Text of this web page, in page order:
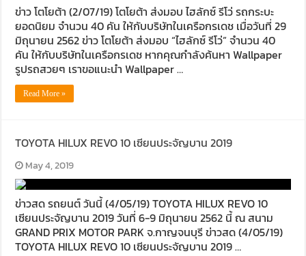
ข่าว โตโยต้า (2/07/19) โตโยต้า ส่งมอบ ไฮลักซ์ รีโว่ รถกระบะ
ยอดนิยม จำนวน 40 คัน ให้กับบริษัทในเครือกรเดช เมื่อวันที่ 29
มิถุนายน 2562 ข่าว โตโยต้า ส่งมอบ “ไฮลักซ์ รีโว่” จำนวน 40
คัน ให้กับบริษัทในเครือกรเดช หากคุณกำลังค้นหา Wallpaper
รูปรถสวยๆ เราขอแนะนำ Wallpaper …
Read More »
TOYOTA HILUX REVO 10 เซียนประจัญบาน 2019
May 4, 2019
ข่าวสด รถยนต์ วันนี้ (4/05/19) TOYOTA HILUX REVO 10
เซียนประจัญบาน 2019 วันที่ 6-9 มิถุนายน 2562 นี้ ณ สนาม
GRAND PRIX MOTOR PARK จ.กาญจนบุรี ข่าวสด (4/05/19)
TOYOTA HILUX REVO 10 เซียนประจัญบาน 2019 …